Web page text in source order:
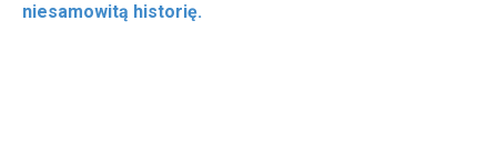
niesamowitą historię.